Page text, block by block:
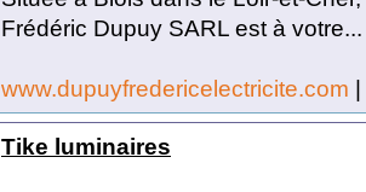
Frédéric Dupuy SARL est à votre...
www.dupuyfredericelectricite.com |
Tike luminaires